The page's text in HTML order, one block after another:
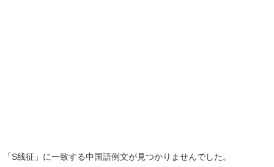
「S线征」に一致する中国語例文が見つかりませんでした。